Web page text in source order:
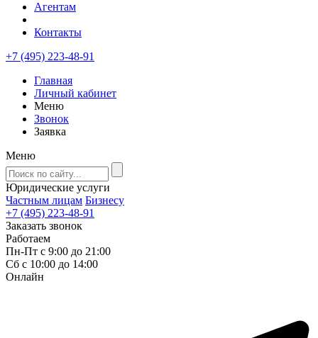
Агентам
Контакты
+7 (495) 223-48-91
Главная
Личный кабинет
Меню
Звонок
Заявка
Меню
Юридические услуги
Частным лицам Бизнесу
+7 (495) 223-48-91
Заказать звонок
Работаем
Пн-Пт с 9:00 до 21:00
Сб с 10:00 до 14:00
Онлайн